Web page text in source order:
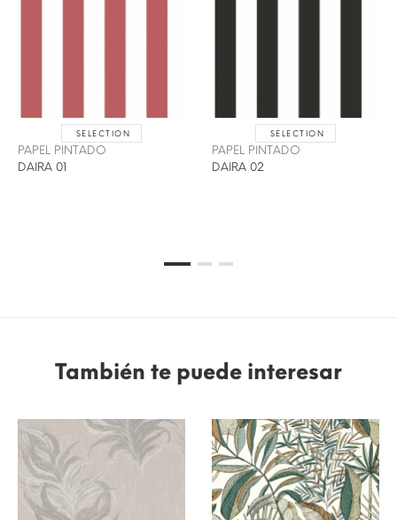
SELECTION
PAPEL PINTADO
DAIRA 01
SELECTION
PAPEL PINTADO
DAIRA 02
También te puede interesar